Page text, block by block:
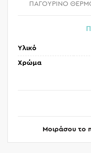
ΠΑΓΟΥΡΙΝΟ
Υλικό
Χρώμα
Μοιράσου το